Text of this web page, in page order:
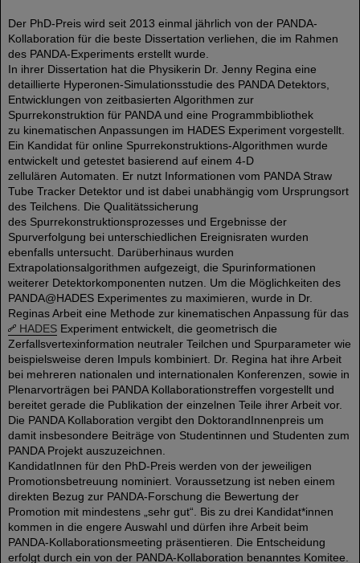
Der PhD-Preis wird seit 2013 einmal jährlich von der PANDA-
Kollaboration für die beste Dissertation verliehen, die im Rahmen
des PANDA-Experiments erstellt wurde.
In ihrer Dissertation hat die Physikerin Dr. Jenny Regina eine
detaillierte Hyperonen-Simulationsstudie des PANDA Detektors,
Entwicklungen von zeitbasierten Algorithmen zur
Spurrekonstruktion für PANDA und eine Programmbibliothek
zu kinematischen Anpassungen im HADES Experiment vorgestellt.
Ein Kandidat für online Spurrekonstruktions-Algorithmen wurde
entwickelt und getestet basierend auf einem 4-D
zellulären Automaten. Er nutzt Informationen vom PANDA Straw
Tube Tracker Detektor und ist dabei unabhängig vom Ursprungsort
des Teilchens. Die Qualitätssicherung
des Spurrekonstruktionsprozesses und Ergebnisse der
Spurverfolgung bei unterschiedlichen Ereignisraten wurden
ebenfalls untersucht. Darüberhinaus wurden
Extrapolationsalgorithmen aufgezeigt, die Spurinformationen
weiterer Detektorkomponenten nutzen. Um die Möglichkeiten des
PANDA@HADES Experimentes zu maximieren, wurde in Dr.
Reginas Arbeit eine Methode zur kinematischen Anpassung für das
HADES Experiment entwickelt, die geometrisch die
Zerfallsvertexinformation neutraler Teilchen und Spurparameter wie
beispielsweise deren Impuls kombiniert. Dr. Regina hat ihre Arbeit
bei mehreren nationalen und internationalen Konferenzen, sowie in
Plenarvorträgen bei PANDA Kollaborationstreffen vorgestellt und
bereitet gerade die Publikation der einzelnen Teile ihrer Arbeit vor.
Die PANDA Kollaboration vergibt den DoktorandInnenpreis um
damit insbesondere Beiträge von Studentinnen und Studenten zum
PANDA Projekt auszuzeichnen.
KandidatInnen für den PhD-Preis werden von der jeweiligen
Promotionsbetreuung nominiert. Voraussetzung ist neben einem
direkten Bezug zur PANDA-Forschung die Bewertung der
Promotion mit mindestens „sehr gut“. Bis zu drei Kandidat*innen
kommen in die engere Auswahl und dürfen ihre Arbeit beim
PANDA-Kollaborationsmeeting präsentieren. Die Entscheidung
erfolgt durch ein von der PANDA-Kollaboration benanntes Komitee.